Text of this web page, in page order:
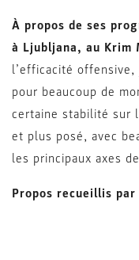
À propos de ses
à Ljubljana, au Krim
l’efficacité
pour beaucoup de
certaine stabilité sur
et plus posé, avec
les principaux axes
Propos recueillis par